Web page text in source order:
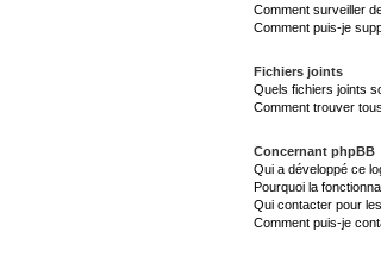
Comment surveiller
Comment puis-je
Fichiers joints
Quels fichiers joints
Comment trouver
Concernant phpBB
Qui a développé ce
Pourquoi la
Qui contacter pour
Comment puis-je